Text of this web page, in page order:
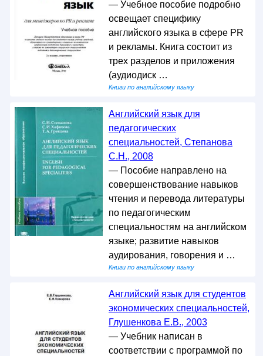
— Учебное пособие подробно
освещает специфику
английского языка в сфере PR
и рекламы. Книга состоит из
трех разделов и приложения
(аудиодиск …
Книги по английскому языку
Английский язык для
педагогических
специальностей, Степанова
С.Н., 2008
— Пособие направлено на
совершенствование навыков
чтения и перевода литературы
по педагогическим
специальностям на английском
языке; развитие навыков
аудирования, говорения и …
Книги по английскому языку
Английский язык для студентов
экономических специальностей,
Глушенкова Е.В., 2003
— Учебник написан в
соответствии с программой по